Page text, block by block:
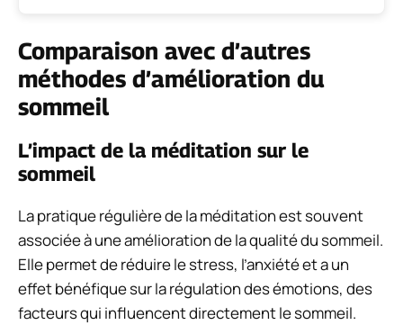
Comparaison avec d’autres
méthodes d’amélioration du
sommeil
L’impact de la méditation sur le
sommeil
La pratique régulière de la méditation est souvent
associée à une amélioration de la qualité du sommeil.
Elle permet de réduire le stress, l’anxiété et a un
effet bénéfique sur la régulation des émotions, des
facteurs qui influencent directement le sommeil.